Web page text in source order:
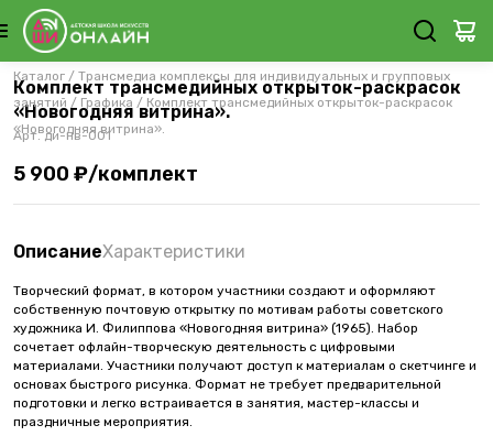
Каталог / Трансмедиа комплексы для индивидуальных и групповых
занятий / Графика / Комплект трансмедийных открыток-раскрасок
«Новогодняя витрина».
Комплект трансмедийных открыток-раскрасок
«Новогодняя витрина».
Арт.ди-нв-001
5 900 ₽/комплект
ОписаниеХарактеристики
Творческий формат, в котором участники создают и оформляют
собственную почтовую открытку по мотивам работы советского
художника И. Филиппова «Новогодняя витрина» (1965). Набор
сочетает офлайн-творческую деятельность с цифровыми
материалами. Участники получают доступ к материалам о скетчинге и
основах быстрого рисунка. Формат не требует предварительной
подготовки и легко встраивается в занятия, мастер-классы и
праздничные мероприятия.